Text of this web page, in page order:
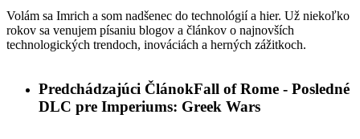
Volám sa Imrich a som nadšenec do technológií a hier. Už niekoľko
rokov sa venujem písaniu blogov a článkov o najnovších
technologických trendoch, inováciách a herných zážitkoch.
Predchádzajúci ČlánokFall of Rome - Posledné
DLC pre Imperiums: Greek Wars